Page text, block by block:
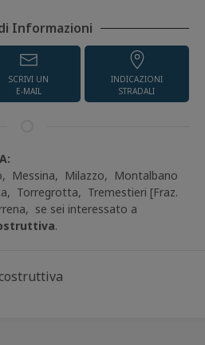
Informazioni
SCRIVI UN
E-MAIL
INDICAZIONI
STRADALI
Messina, Milazzo, Montalbano
Torregrotta, Tremestieri [Fraz.
se sei interessato a
.